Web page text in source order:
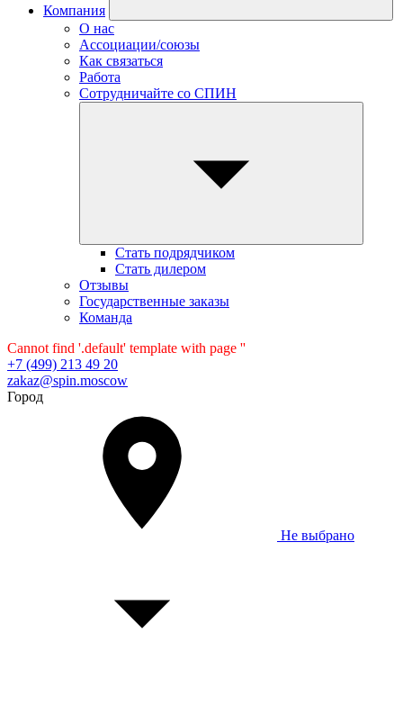
Компания
О нас
Ассоциации/союзы
Как связаться
Работа
Сотрудничайте со СПИН
Стать подрядчиком
Стать дилером
Отзывы
Государственные заказы
Команда
Cannot find '.default' template with page ''
+7 (499) 213 49 20
zakaz@spin.moscow
Город
Не выбрано